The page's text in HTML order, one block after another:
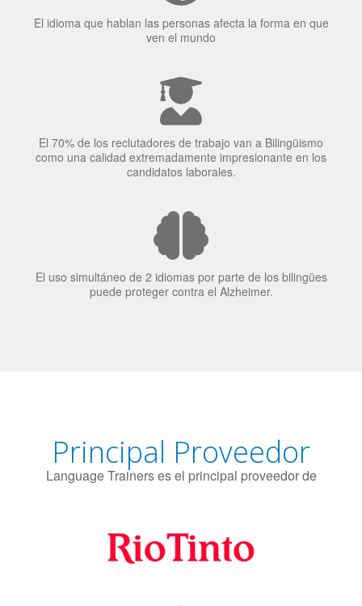
El idioma que hablan las personas afecta la forma en que
ven el mundo
El 70% de los reclutadores de trabajo van a Bilingüismo
como una calidad extremadamente impresionante en los
candidatos laborales.
El uso simultáneo de 2 idiomas por parte de los bilingües
puede proteger contra el Alzheimer.
Principal Proveedor
Language Trainers es el principal proveedor de